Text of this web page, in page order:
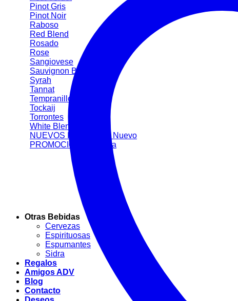
Pinot Gris
Pinot Noir
Raboso
Red Blend
Rosado
Rose
Sangiovese
Sauvignon Blanc
Syrah
Tannat
Tempranillo
Tockaij
Torrontes
White Blend
NUEVOS INGRESOS
PROMOCIONES
Otras Bebidas
Cervezas
Espirituosas
Espumantes
Sidra
Regalos
Amigos ADV
Blog
Contacto